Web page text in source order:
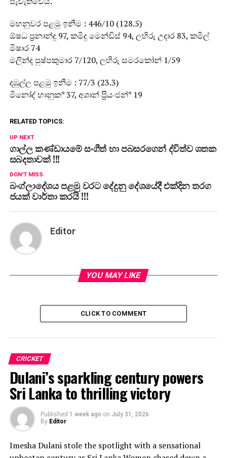
මහනුවර පළමු ඉනීම : 446/10 (128.5)
ඕෂධ ප්‍රනාන්දු 97, කමිදු මෙන්ඩිස් 94, ලහිරු උදාර 83, කමිල්
මිෂාර 74
මලින්ද පුෂ්පකුමාර 7/120, ලහිරු සමරකෝන් 1/59
දඹුල්ල පළමු ඉනීම : 77/3 (23.3)
මිනෝද් භානුක* 37, අශාන් ප්‍රියංජන්* 19
RELATED TOPICS:
UP NEXT
ගාල්ල කණ්ඩායමේ සංගීත් හා පබසරගෙන් ද්විත්ව ශතක
සබදතාවක් !!!
DON'T MISS
බංග්ලාදේශය පළමු වරට දේදුනු දේශයේදී එක්දින තරග
ජයක් වාර්තා කරයි !!!
Editor
YOU MAY LIKE
CLICK TO COMMENT
CRICKET
Dulani’s sparkling century powers
Sri Lanka to thrilling victory
Published 1 week ago on July 31, 2026
By Editor
Imesha Dulani stole the spotlight with a sensational